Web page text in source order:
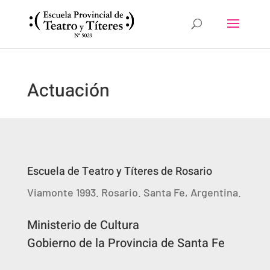
Actuación
Escuela de Teatro y Títeres de Rosario
Viamonte 1993. Rosario. Santa Fe, Argentina.
Ministerio de Cultura
Gobierno de la Provincia de Santa Fe